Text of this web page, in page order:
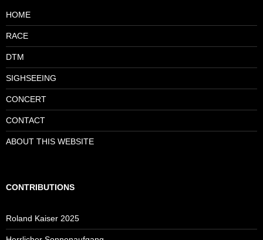
HOME
RACE
DTM
SIGHSEEING
CONCERT
CONTACT
ABOUT THIS WEBSITE
CONTRIBUTIONS
Roland Kaiser 2025